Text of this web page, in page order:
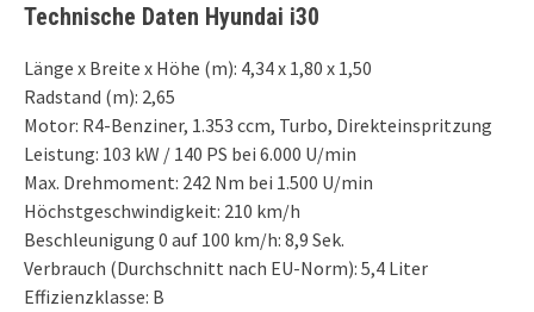
Technische Daten Hyundai i30
Länge x Breite x Höhe (m): 4,34 x 1,80 x 1,50
Radstand (m): 2,65
Motor: R4-Benziner, 1.353 ccm, Turbo, Direkteinspritzung
Leistung: 103 kW / 140 PS bei 6.000 U/min
Max. Drehmoment: 242 Nm bei 1.500 U/min
Höchstgeschwindigkeit: 210 km/h
Beschleunigung 0 auf 100 km/h: 8,9 Sek.
Verbrauch (Durchschnitt nach EU-Norm): 5,4 Liter
Effizienzklasse: B